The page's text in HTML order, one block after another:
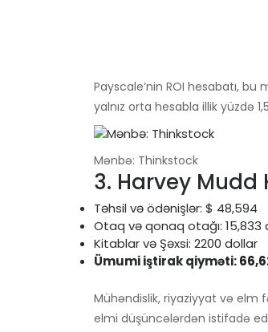
Payscale’nin ROI hesabatı,
yalnız orta hesabla illik yüzdə
Mənbə: Thinkstock
3. Harvey Mudd
Təhsil və ödənişlər: $ 48,594
Otaq və qonaq otağı: 15,833
Kitablar və Şəxsi: 2200 dollar
Ümumi iştirak qiyməti:
Mühəndislik, riyaziyyat və elm
elmi düşüncələrdən istifadə